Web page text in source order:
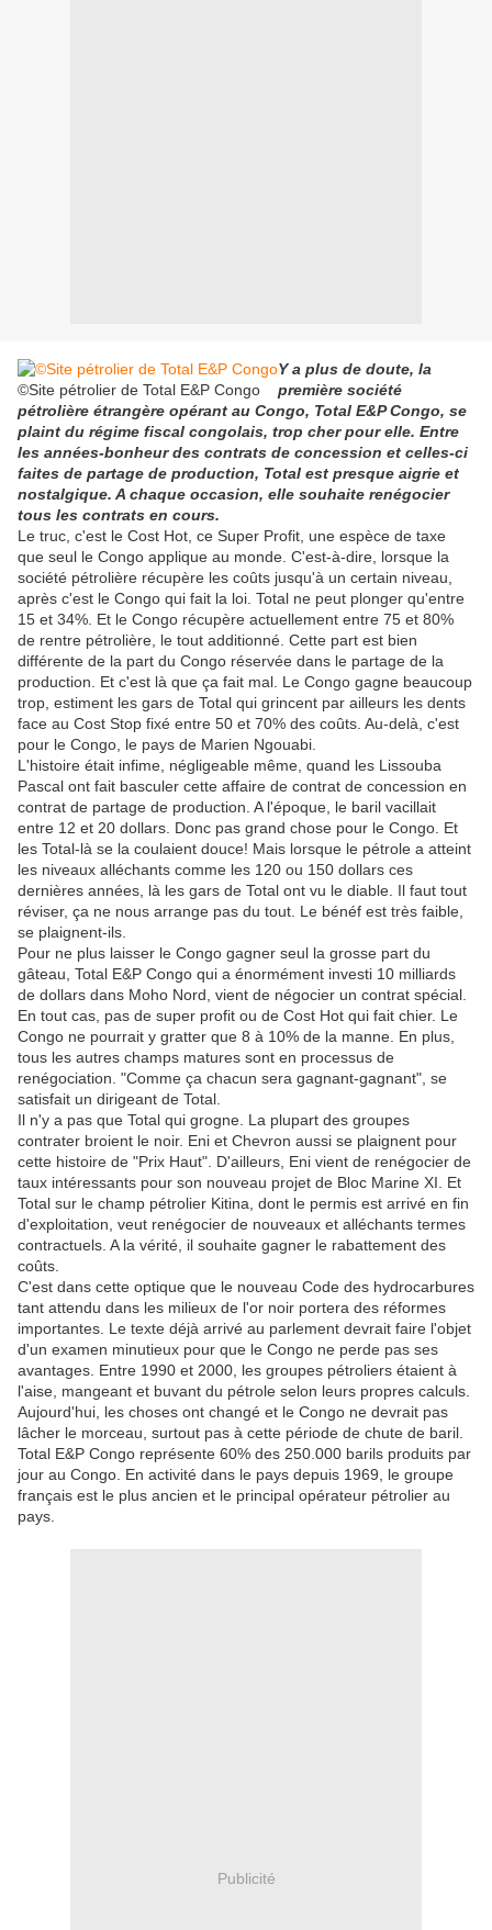
©Site pétrolier de Total E&P Congo
Y a plus de doute, la
première société
pétrolière étrangère opérant au Congo, Total E&P Congo, se
plaint du régime fiscal congolais, trop cher pour elle. Entre
les années-bonheur des contrats de concession et celles-ci
faites de partage de production, Total est presque aigrie et
nostalgique. A chaque occasion, elle souhaite renégocier
tous les contrats en cours.
Le truc, c'est le Cost Hot, ce Super Profit, une espèce de taxe
que seul le Congo applique au monde. C'est-à-dire, lorsque la
société pétrolière récupère les coûts jusqu'à un certain niveau,
après c'est le Congo qui fait la loi. Total ne peut plonger qu'entre
15 et 34%. Et le Congo récupère actuellement entre 75 et 80%
de rentre pétrolière, le tout additionné. Cette part est bien
différente de la part du Congo réservée dans le partage de la
production. Et c'est là que ça fait mal. Le Congo gagne beaucoup
trop, estiment les gars de Total qui grincent par ailleurs les dents
face au Cost Stop fixé entre 50 et 70% des coûts. Au-delà, c'est
pour le Congo, le pays de Marien Ngouabi.
L'histoire était infime, négligeable même, quand les Lissouba
Pascal ont fait basculer cette affaire de contrat de concession en
contrat de partage de production. A l'époque, le baril vacillait
entre 12 et 20 dollars. Donc pas grand chose pour le Congo. Et
les Total-là se la coulaient douce! Mais lorsque le pétrole a atteint
les niveaux alléchants comme les 120 ou 150 dollars ces
dernières années, là les gars de Total ont vu le diable. Il faut tout
réviser, ça ne nous arrange pas du tout. Le bénéf est très faible,
se plaignent-ils.
Pour ne plus laisser le Congo gagner seul la grosse part du
gâteau, Total E&P Congo qui a énormément investi 10 milliards
de dollars dans Moho Nord, vient de négocier un contrat spécial.
En tout cas, pas de super profit ou de Cost Hot qui fait chier. Le
Congo ne pourrait y gratter que 8 à 10% de la manne. En plus,
tous les autres champs matures sont en processus de
renégociation. "Comme ça chacun sera gagnant-gagnant", se
satisfait un dirigeant de Total.
Il n'y a pas que Total qui grogne. La plupart des groupes
contrater broient le noir. Eni et Chevron aussi se plaignent pour
cette histoire de "Prix Haut". D'ailleurs, Eni vient de renégocier de
taux intéressants pour son nouveau projet de Bloc Marine XI. Et
Total sur le champ pétrolier Kitina, dont le permis est arrivé en fin
d'exploitation, veut renégocier de nouveaux et alléchants termes
contractuels. A la vérité, il souhaite gagner le rabattement des
coûts.
C'est dans cette optique que le nouveau Code des hydrocarbures
tant attendu dans les milieux de l'or noir portera des réformes
importantes. Le texte déjà arrivé au parlement devrait faire l'objet
d'un examen minutieux pour que le Congo ne perde pas ses
avantages. Entre 1990 et 2000, les groupes pétroliers étaient à
l'aise, mangeant et buvant du pétrole selon leurs propres calculs.
Aujourd'hui, les choses ont changé et le Congo ne devrait pas
lâcher le morceau, surtout pas à cette période de chute de baril.
Total E&P Congo représente 60% des 250.000 barils produits par
jour au Congo. En activité dans le pays depuis 1969, le groupe
français est le plus ancien et le principal opérateur pétrolier au
pays.
Publicité